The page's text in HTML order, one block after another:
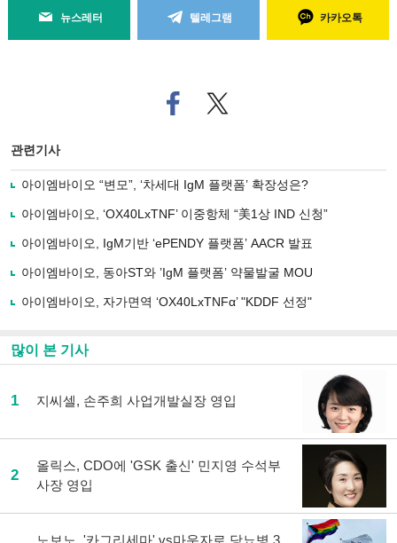
뉴스레터 텔레그램 카카오톡
페
이
로
기
사
유
기
트위
터로
관련기사
아이엠바이오 “변모”, ‘차세대 IgM 플랫폼’ 확장성은?
아이엠바이오, ‘OX40LxTNF’ 이중항체 “美1상 IND 신청”
아이엠바이오, IgM기반 ‘ePENDY 플랫폼’ AACR 발표
아이엠바이오, 동아ST와 ’IgM 플랫폼’ 약물발굴 MOU
아이엠바이오, 자가면역 ‘OX40LxTNFα’ "KDDF 선정"
많이 본 기사
1 지씨셀, 손주희 사업개발실장 영입
2
올릭스, CDO에 'GSK 출신' 민지영 수석부
사장 영입
노보노, '카그리세마' vs마운자로 당뇨병 3